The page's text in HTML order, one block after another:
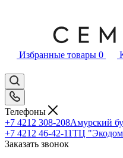
Избранные товары 0
Телефоны
+7 4212 308-208Амурский
+7 4212 46-42-11ТЦ
Заказать звонок